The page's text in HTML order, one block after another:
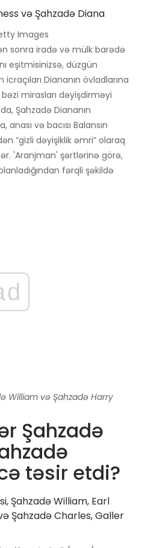
Images
sonra iradə və mülk barədə
eşitmisinizsə, düzgün
Diananın övladlarına
bəzi mirasları dəyişdirməyi
Şahzadə Diananın
və bacısı Balansın
“gizli dəyişiklik əmri” olaraq
'Aranjman' şərtlərinə görə,
fərqli şəkildə
William və Şahzadə Harry
Şahzadə
təsir etdi?